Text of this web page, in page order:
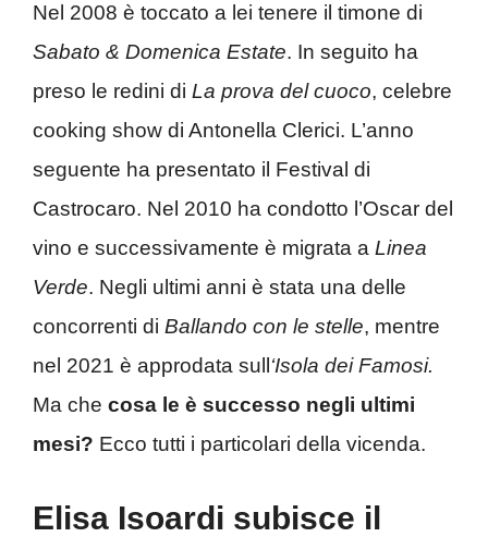
Nel 2008 è toccato a lei tenere il timone di
Sabato & Domenica Estate. In seguito ha
preso le redini di La prova del cuoco, celebre
cooking show di Antonella Clerici. L’anno
seguente ha presentato il Festival di
Castrocaro. Nel 2010 ha condotto l’Oscar del
vino e successivamente è migrata a Linea
Verde. Negli ultimi anni è stata una delle
concorrenti di Ballando con le stelle, mentre
nel 2021 è approdata sull ‘Isola dei Famosi.
Ma che cosa le è successo negli ultimi
mesi? Ecco tutti i particolari della vicenda.
Elisa Isoardi subisce il